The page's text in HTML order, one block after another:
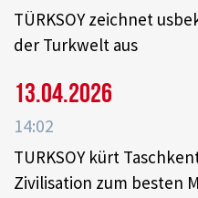
TÜRKSOY zeichnet
der Turkwelt aus
13.04.2026
14:02
TURKSOY kürt
Zivilisation zum besten